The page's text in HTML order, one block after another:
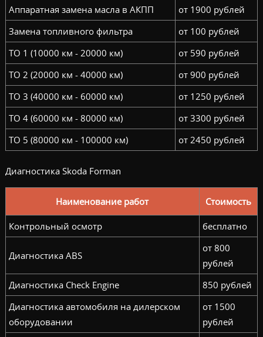
Аппаратная замена масла в АКПП
от 1900 рублей
Замена топливного фильтра
от 100 рублей
ТО 1 (10000 км - 20000 км)
от 590 рублей
ТО 2 (20000 км - 40000 км)
от 900 рублей
ТО 3 (40000 км - 60000 км)
от 1250 рублей
ТО 4 (60000 км - 80000 км)
от 3300 рублей
ТО 5 (80000 км - 100000 км)
от 2450 рублей
Диагностика Skoda Forman
Наименование работ Стоимость
Контрольный осмотр бесплатно
Диагностика ABS
от 800
рублей
Диагностика Check Engine
850 рублей
Диагностика автомобиля на дилерском
оборудовании
от 1500
рублей